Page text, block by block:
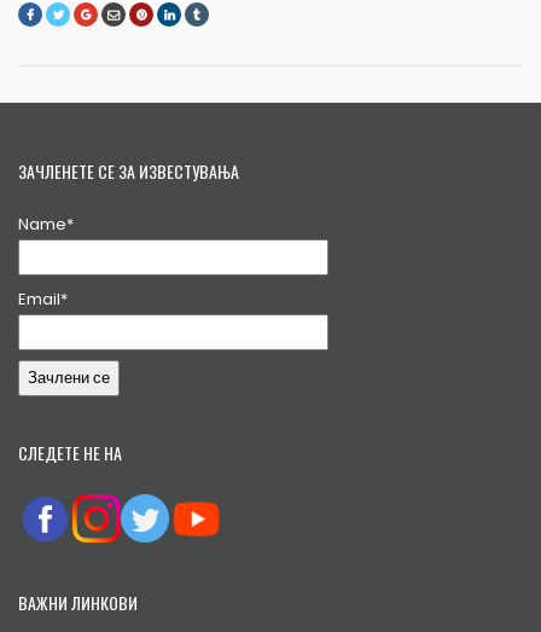
ЗАЧЛЕНЕТЕ СЕ ЗА ИЗВЕСТУВАЊА
Name*
Email*
СЛЕДЕТЕ НЕ НА
ВАЖНИ ЛИНКОВИ